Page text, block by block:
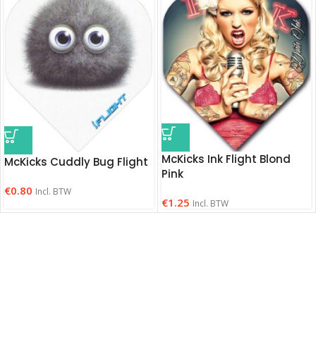
McKicks Cuddly Bug Flight
€0.80 Incl. BTW
McKicks Ink Flight Blond
Pink
€1.25 Incl. BTW